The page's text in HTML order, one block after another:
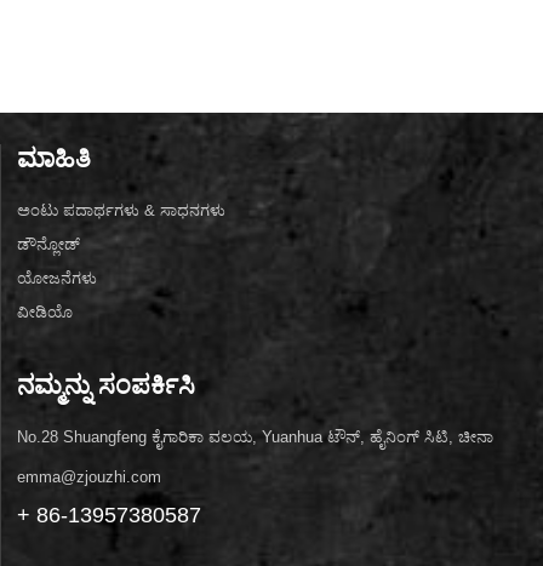
ಮಾಹಿತಿ
ಅಂಟು ಪದಾರ್ಥಗಳು & ಸಾಧನಗಳು
ಡೌನ್ಲೋಡ್
ಯೋಜನೆಗಳು
ವೀಡಿಯೊ
ನಮ್ಮನ್ನು ಸಂಪರ್ಕಿಸಿ
No.28 Shuangfeng ಕೈಗಾರಿಕಾ ವಲಯ, Yuanhua ಟೌನ್, ಹೈನಿಂಗ್ ಸಿಟಿ, ಚೀನಾ
emma@zjouzhi.com
+ 86-13957380587